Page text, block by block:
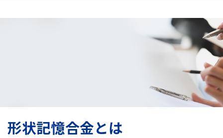
形状記憶合金とは